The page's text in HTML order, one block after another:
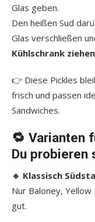
Glas geben.
Den heißen Sud
Glas verschließen
Kühlschrank
👉 Diese Pickles
frisch und passen
Sandwiches.
🔁 Varianten
Du probieren
🔹 Klassisch
Nur Baloney,
gut.